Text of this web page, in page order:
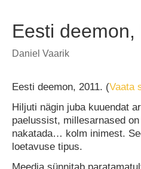
Eesti deemon,
Daniel Vaarik
Eesti deemon, 2011. (Vaata
Hiljuti nägin juba kuuendat
paelussist, millesarnased
nakatada… kolm inimest.
loetavuse tipus.
Meedia sünnitab